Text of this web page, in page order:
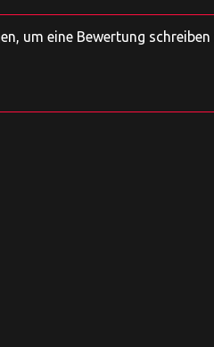
um eine Bewertung schreiben